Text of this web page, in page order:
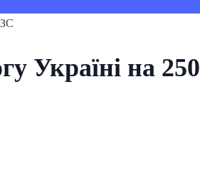
Україні на 250